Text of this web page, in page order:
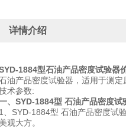
详情介绍
1884型石油产品密度试验器
油产品密度试验器，适用于测定
术参数:
、SYD-1884型 石油产品密度试
1、SYD-1884型 石油产品密度试
美观大方。